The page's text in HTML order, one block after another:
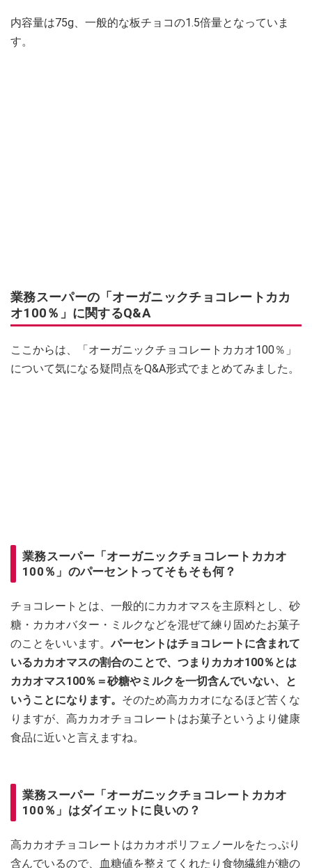
内容量は75g、一般的な板チョコの1.5倍量となっていま
す。
業務スーパーの「オーガニックチョコレートカカ
オ100％」に関するQ&A
ここからは、「オーガニックチョコレートカカオ100％」
について気になる疑問点をQ&A形式でまとめてみました。
業務スーパー「オーガニックチョコレートカカオ
100％」のパーセントってそもそも何？
チョコレートとは、一般的にカカオマスを主原料とし、砂
糖・カカオバター・ミルクなどを混ぜて練り固めたお菓子
のことをいいます。パーセントはチョコレートに含まれて
いるカカオマスの割合のことで、つまりカカオ100％とは
カカオマス100％＝砂糖やミルクを一切含んでいない、と
いうことになります。 そのため高カカオになるほど苦くな
りますが、高カカオチョコレートはお菓子というより健康
食品に近いと言えますね。
業務スーパー「オーガニックチョコレートカカオ
100％」はダイエットに良いの？
高カカオチョコレートはカカオポリフェノールをたっぷり
含んでいるので、血糖値を整えてくれたり食物繊維が糖の